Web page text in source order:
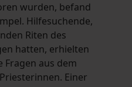
wurden, befand
Hilfesuchende,
Riten des
hatten, erhielten
aus dem
Einer